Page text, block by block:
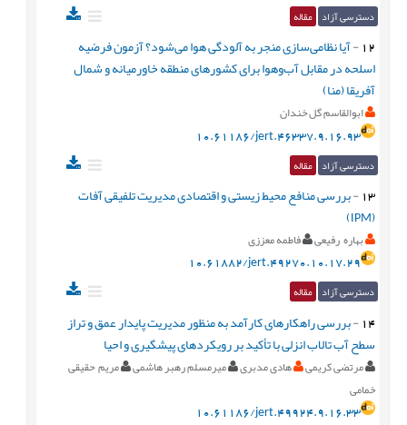
دسترسی آزاد مقاله
12
-آیا نظامی‌سازی منجر به آلودگی هوا می‌شود؟ آزمون فرضیه
اسلحه در مقابل آب‌وهوا برای کشورهای منطقه خاورمیانه و شمال
آفریقا (منا)
ابوالقاسم گل خندان
10.61186/jert.46337.9.16.93
دسترسی آزاد مقاله
13
-بررسی منافع محیط زیستی و اقتصادی مدیریت تلفیقی آفات
بهاره رفیعی فاطمه معززی
10.61882/jert.49270.10.17.29
دسترسی آزاد مقاله
14
-بررسی راهکارهای کارآمد به منظور مدیریت پایدار عمق و تراز
سطح آب تالاب انزلی با تأکید بر رویکردهای پیشگیری و احیا
مرتضی کریمی هادی مدبری میرمسلم رهبر هاشمی
مریم حقیقی
خمامی
10.61186/jert.49924.9.16.33